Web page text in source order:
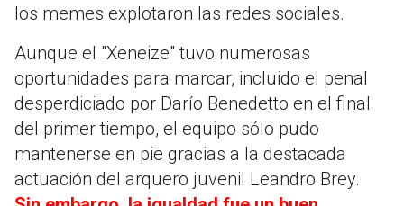
los memes explotaron las redes sociales.
Aunque el "Xeneize" tuvo numerosas
oportunidades para marcar, incluido el penal
desperdiciado por Darío Benedetto en el final
del primer tiempo, el equipo sólo pudo
mantenerse en pie gracias a la destacada
actuación del arquero juvenil Leandro Brey.